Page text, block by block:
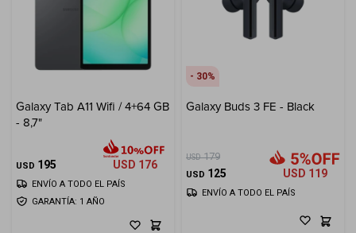
Galaxy Tab A11 Wifi / 4+64 GB
- 8,7"
USD 195 USD 176
GARANTÍA: 1 AÑO
ENVÍO A TODO EL PAÍS
30
Galaxy Buds 3 FE - Black
USD 179
USD 125 USD 119
ENVÍO A TODO EL PAÍS